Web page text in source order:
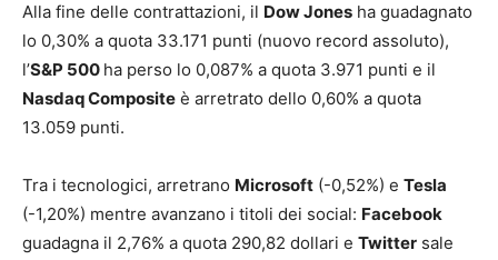
Alla fine delle contrattazioni, il Dow Jones ha guadagnato
lo 0,30% a quota 33.171 punti (nuovo record assoluto),
l’S&P 500 ha perso lo 0,087% a quota 3.971 punti e il
Nasdaq Composite è arretrato dello 0,60% a quota
13.059 punti.
Tra i tecnologici, arretrano Microsoft (-0,52%) e Tesla
(-1,20%) mentre avanzano i titoli dei social: Facebook
guadagna il 2,76% a quota 290,82 dollari e Twitter sale